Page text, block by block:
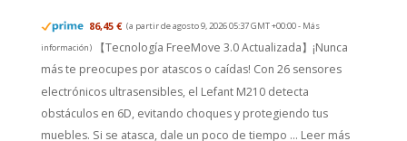
86,45 € (a partir de agosto 9, 2026 05:37 GMT +00:00 - Más
información)
【Tecnología FreeMove 3.0 Actualizada】¡Nunca
más te preocupes por atascos o caídas! Con 26 sensores
electrónicos ultrasensibles, el Lefant M210 detecta
obstáculos en 6D, evitando choques y protegiendo tus
muebles. Si se atasca, dale un poco de tiempo ... Leer más